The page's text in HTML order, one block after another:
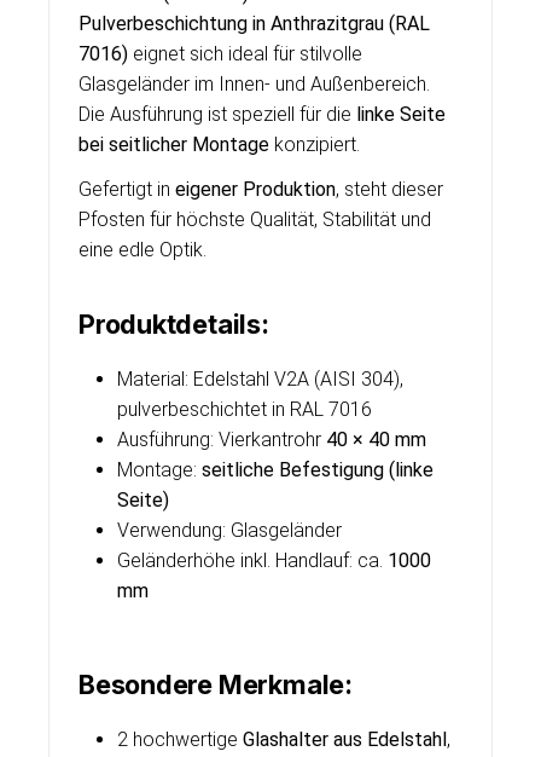
Pulverbeschichtung in Anthrazitgrau (RAL
7016) eignet sich ideal für stilvolle
Glasgeländer im Innen- und Außenbereich.
Die Ausführung ist speziell für die linke Seite
bei seitlicher Montage konzipiert.
Gefertigt in eigener Produktion, steht dieser
Pfosten für höchste Qualität, Stabilität und
eine edle Optik.
Produktdetails:
Material: Edelstahl V2A (AISI 304),
pulverbeschichtet in RAL 7016
Ausführung: Vierkantrohr 40 × 40 mm
Montage: seitliche Befestigung (linke
Seite)
Verwendung: Glasgeländer
Geländerhöhe inkl. Handlauf: ca. 1000
mm
Besondere Merkmale:
2 hochwertige Glashalter aus Edelstahl,